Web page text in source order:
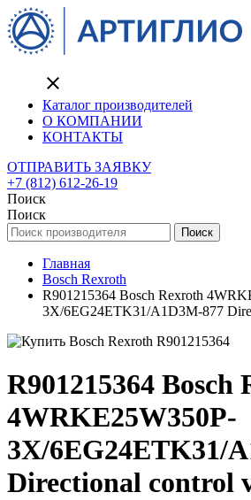
close
Каталог производителей
О КОМПАНИИ
КОНТАКТЫ
ОТПРАВИТЬ ЗАЯВКУ
+7 (812) 612-26-19
Поиск
Поиск
Поиск
Главная
Bosch Rexroth
R901215364 Bosch Rexroth
3X/6EG24ETK31/A1D3M-877
R901215364 Bosch
4WRKE25W350P-
3X/6EG24ETK31/
Directional control